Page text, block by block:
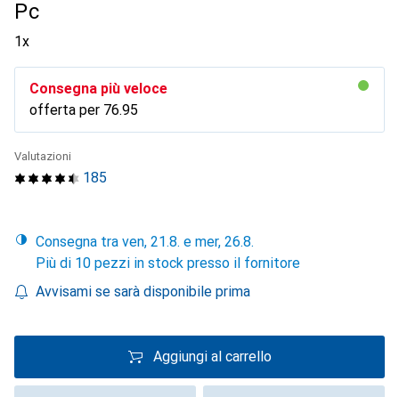
Pc
1x
Consegna più veloce
offerta per CHF
76.95
185
Valutazioni
Consegna tra ven, 21.8. e mer, 26.8.
Più di 10 pezzi in stock presso il fornitore
Avvisami se sarà disponibile prima
Aggiungi al carrello